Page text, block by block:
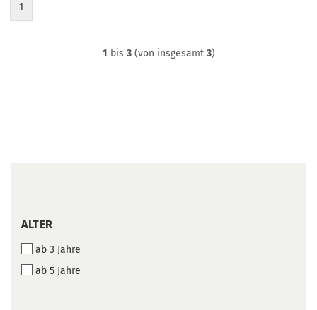
1
1 bis 3(von insgesamt 3)
ALTER
ALTER
ab 3 Jahre
ab 5 Jahre